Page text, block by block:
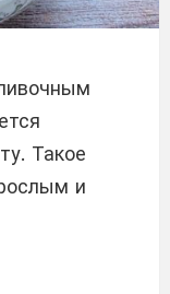
Такое
и